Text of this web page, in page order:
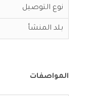
نوع التوصيل
بلد المنشأ
المواصفات